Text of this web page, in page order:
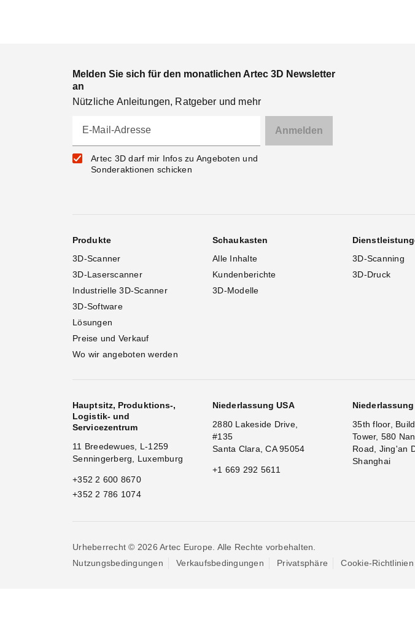
Melden Sie sich für den monatlichen Artec 3D Newsletter
an
Nützliche Anleitungen, Ratgeber und mehr
E-Mail-Adresse
Artec 3D darf mir Infos zu Angeboten und
Sonderaktionen schicken
Produkte
3D-Scanner
3D-Laserscanner
Industrielle 3D-Scanner
3D-Software
Lösungen
Preise und Verkauf
Wo wir angeboten werden
Schaukasten
Alle Inhalte
Kundenberichte
3D-Modelle
3D-Scanning
3D-Druck
Hauptsitz, Produktions-,
Logistik- und
Servicezentrum
11 Breedewues, L-1259
Senningerberg, Luxemburg
+352 2 600 8670
+352 2 786 1074
Niederlassung USA
2880 Lakeside Drive,
#135
Santa Clara, CA 95054
+1 669 292 5611
35th floor,
Tower, 580
Road, Jing'an
Shanghai
Urheberrecht © 2026 Artec Europe. Alle Rechte vorbehalten.
Nutzungsbedingungen
Verkaufsbedingungen Privatsphäre Cookie-Richtlinien